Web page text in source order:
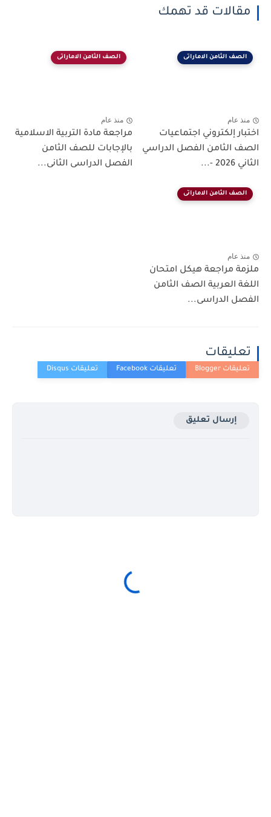
قد تهمك
الثامن الاماراتى
إلكتروني اجتماعيات
الثامن الفصل الدراسي
الصف الثامن الاماراتى
مراجعة مادة التربية الاسلامية
بالإجابات للصف الثامن
الفصل الدراسى الثانى...
الثامن الاماراتى
مراجعة هيكل امتحان
العربية الصف الثامن
الدراسى...
إرسال تعليق